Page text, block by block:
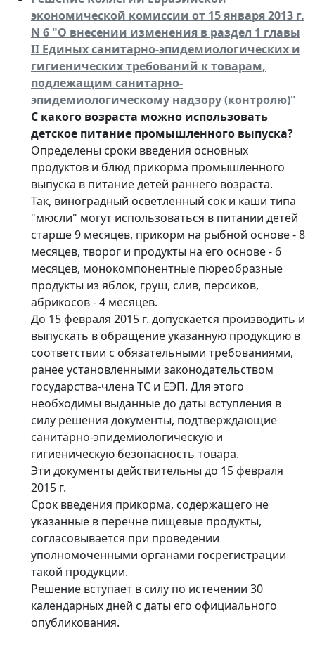
экономической комиссии от 15 января 2013 г.
N 6 "О внесении изменения в раздел 1 главы
II Единых санитарно-эпидемиологических и
гигиенических требований к товарам,
подлежащим санитарно-
эпидемиологическому надзору (контролю)"
С какого возраста можно использовать
детское питание промышленного выпуска?
Определены сроки введения основных
продуктов и блюд прикорма промышленного
выпуска в питание детей раннего возраста.
Так, виноградный осветленный сок и каши типа
"мюсли" могут использоваться в питании детей
старше 9 месяцев, прикорм на рыбной основе - 8
месяцев, творог и продукты на его основе - 6
месяцев, монокомпонентные пюреобразные
продукты из яблок, груш, слив, персиков,
абрикосов - 4 месяцев.
До 15 февраля 2015 г. допускается производить и
выпускать в обращение указанную продукцию в
соответствии с обязательными требованиями,
ранее установленными законодательством
государства-члена ТС и ЕЭП. Для этого
необходимы выданные до даты вступления в
силу решения документы, подтверждающие
санитарно-эпидемиологическую и
гигиеническую безопасность товара.
Эти документы действительны до 15 февраля
2015 г.
Срок введения прикорма, содержащего не
указанные в перечне пищевые продукты,
согласовывается при проведении
уполномоченными органами госрегистрации
такой продукции.
Решение вступает в силу по истечении 30
календарных дней с даты его официального
опубликования.